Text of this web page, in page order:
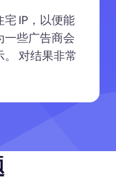
IP，以便能
一些广告商会
对结果非常